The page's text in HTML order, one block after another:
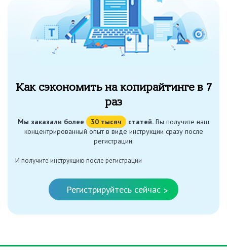
Как сэкономить на копирайтинге в 7
раз
Мы заказали более 30 тысяч статей. Вы получите наш
концентрированный опыт в виде инструкции сразу после
регистрации.
И получите инструкцию после регистрации
Регистрируйтесь сейчас >